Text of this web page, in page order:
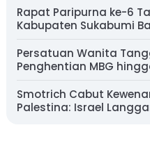
Rapat Paripurna ke-6
Kabupaten Sukabumi
Persatuan Wanita
Penghentian MBG
Smotrich Cabut
Palestina: Israel